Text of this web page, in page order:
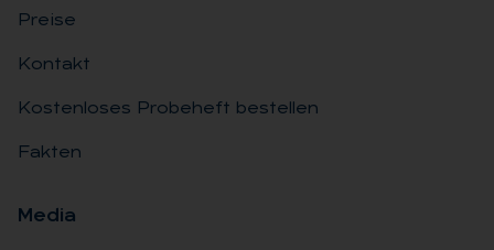
Preise
Kontakt
Kostenloses Probeheft bestellen
Fakten
Me­dia